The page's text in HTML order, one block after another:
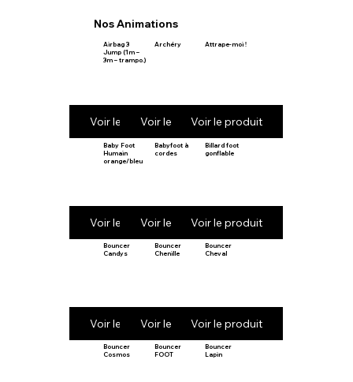
Nos Animations
Airbag 3
Jump (1m –
3m – trampo.)
Voir le produit
Archéry
Voir le produit
Attrape-moi !
Voir le produit
Baby Foot
Humain
orange/bleu
Voir le produit
Babyfoot à
cordes
Voir le produit
Billard foot
gonflable
Voir le produit
Bouncer
Candys
Voir le produit
Bouncer
Chenille
Voir le produit
Bouncer
Cheval
Voir le produit
Bouncer
Cosmos
Bouncer
FOOT
Bouncer
Lapin